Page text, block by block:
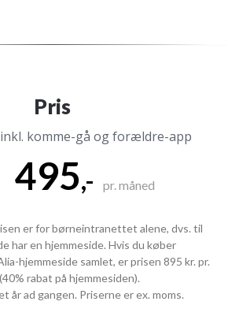
Pris
komme-gå og forældre-app
495,- pr. måned
er for børneintranettet alene, dvs. til
har en hjemmeside. Hvis du køber
hjemmeside samlet, er prisen 895 kr. pr.
rabat på hjemmesiden).
år ad gangen. Priserne er ex. moms.